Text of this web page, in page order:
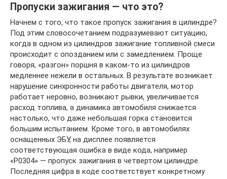
Пропуски зажигания — что это?
Начнем с того, что такое пропуск зажигания в цилиндре?
Под этим словосочетанием подразумевают ситуацию,
когда в одном из цилиндров зажигание топливной смеси
происходит с опозданием или с замедлением. Проще
говоря, «разгон» поршня в каком-то из цилиндров
медленнее нежели в остальных. В результате возникает
нарушение синхронности работы двигателя, мотор
работает неровно, возникают рывки, увеличивается
расход топлива, а динамика автомобиля снижается
настолько, что даже небольшая горка становится
большим испытанием. Кроме того, в автомобилях
оснащенных ЭБУ, на дисплее появляется
соответствующая ошибка в виде кода, например
«P0304» — пропуск зажигания в четвертом цилиндре.
Последняя цифра в коде соответствует конкретному